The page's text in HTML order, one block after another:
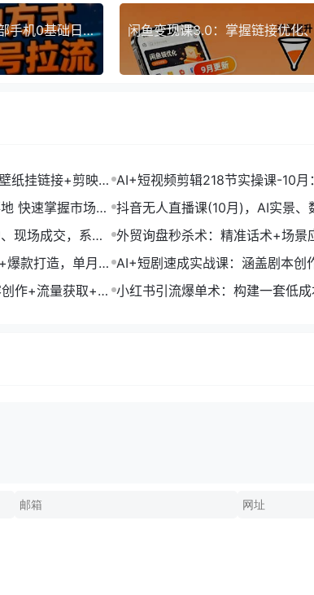
视频号分成计划，多种方式起号拉流，一部手机0基础日入3张
纸挂链接+剪映数 AI+短视频剪辑218节实操课-10
+账号运营，月入2万
快速掌握市场开
抖音无人直播课(10月)，AI实景、
法、24小时自动盈利
现场成交，系统
外贸询盘秒杀术：精准话术+场景
转化率提升200%
爆款打造，单月变 AI+短剧速成实战课：涵盖剧本创
单部剧收益破万
作+流量获取+合 小红书引流爆单术：构建一套低